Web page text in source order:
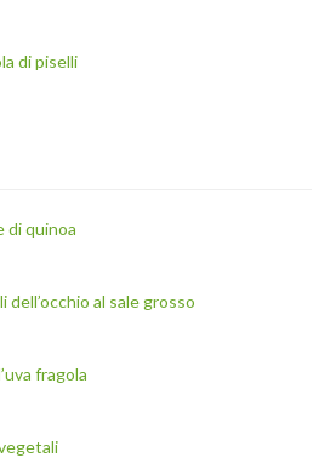
di piselli
quinoa
dell’occhio al sale grosso
fragola